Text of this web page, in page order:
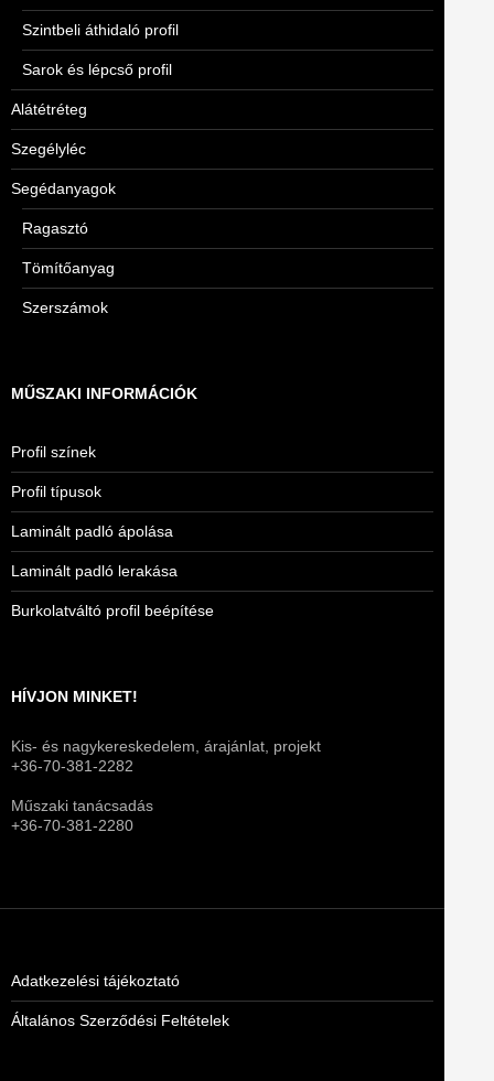
Szintbeli áthidaló profil
Sarok és lépcső profil
Alátétréteg
Szegélyléc
Segédanyagok
Ragasztó
Tömítőanyag
Szerszámok
MŰSZAKI INFORMÁCIÓK
Profil színek
Profil típusok
Laminált padló ápolása
Laminált padló lerakása
Burkolatváltó profil beépítése
HÍVJON MINKET!
Kis- és nagykereskedelem, árajánlat, projekt
+36-70-381-2282
Műszaki tanácsadás
+36-70-381-2280
Adatkezelési tájékoztató
Általános Szerződési Feltételek